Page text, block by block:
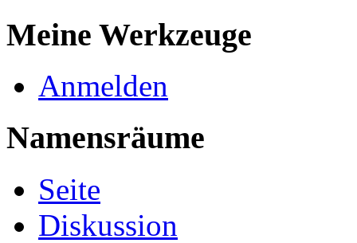
Meine Werkzeuge
Anmelden
Namensräume
Seite
Diskussion